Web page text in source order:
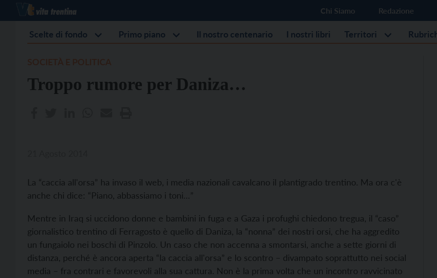
Chi Siamo Redazione
Scelte di fondo Primo piano Il nostro centenario I nostri libri Territori
Troppo rumore per Daniza…
La “caccia all'orsa” ha invaso il web, i media nazionali cavalcano il plantigrado trentino. Ma ora c'è
anche chi dice: “Piano, abbassiamo i toni…”
Mentre in Iraq si uccidono donne e bambini in fuga e a Gaza i profughi chiedono tregua, il “caso”
giornalistico trentino di Ferragosto è quello di Daniza, la “nonna” dei nostri orsi, che ha aggredito
un fungaiolo nei boschi di Pinzolo. Un caso che non accenna a smontarsi, anche a sette giorni di
distanza, perché è ancora aperta “la caccia all'orsa” e lo scontro – divampato soprattutto nei social
media – fra contrari e favorevoli alla sua cattura. Non è la prima volta che un incontro ravvicinato